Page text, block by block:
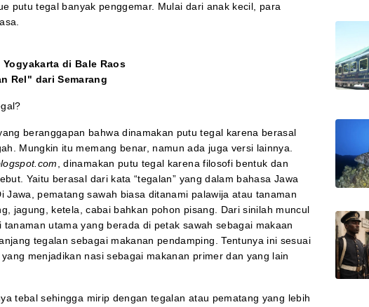
putu tegal banyak penggemar. Mulai dari anak kecil, para
di Bale Raos
Rel" dari Semarang
beranggapan bahwa dinamakan putu tegal karena berasal
Mungkin itu memang benar, namun ada juga versi lainnya.
, dinamakan putu tegal karena filosofi bentuk dan
Yaitu berasal dari kata “tegalan” yang dalam bahasa Jawa
Jawa, pematang sawah biasa ditanami palawija atau tanaman
jagung, ketela, cabai bahkan pohon pisang. Dari sinilah muncul
utama yang berada di petak sawah sebagai makaan
tegalan sebagai makanan pendamping. Tentunya ini sesuai
menjadikan nasi sebagai makanan primer dan yang lain
tebal sehingga mirip dengan tegalan atau pematang yang lebih